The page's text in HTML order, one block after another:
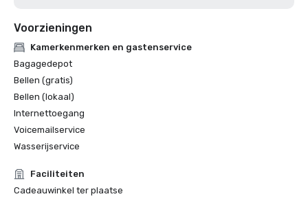
Voorzieningen
Kamerkenmerken en gastenservice
Bagagedepot
Bellen (gratis)
Bellen (lokaal)
Internettoegang
Voicemailservice
Wasserijservice
Faciliteiten
Cadeauwinkel ter plaatse